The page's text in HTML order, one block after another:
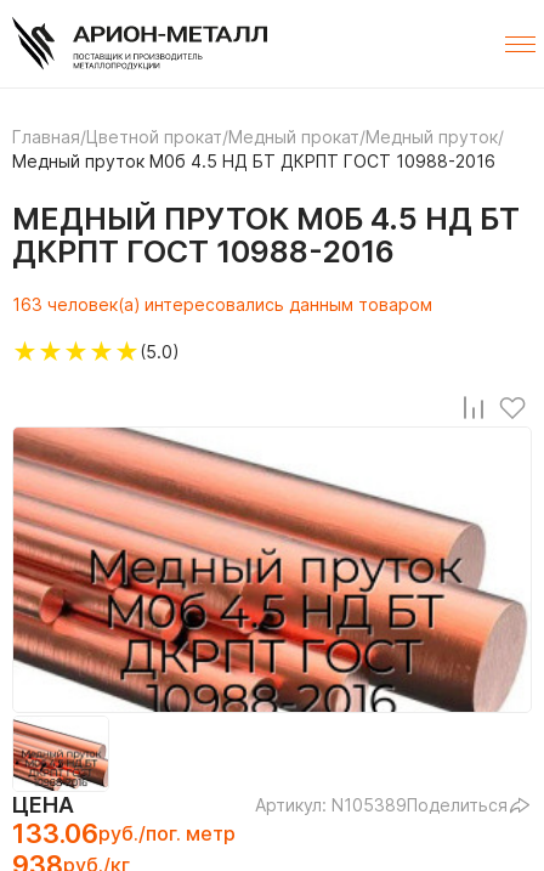
Главная/Цветной прокат/Медный прокат/Медный пруток/
Медный пруток М0б 4.5 НД БТ ДКРПТ ГОСТ 10988-2016
МЕДНЫЙ ПРУТОК М0Б 4.5 НД БТ
ДКРПТ ГОСТ 10988-2016
163 человек(а) интересовались данным товаром
★★★★★(5.0)
ЦЕНА Артикул: N105389Поделиться
133.06руб./пог. метр
руб./кг